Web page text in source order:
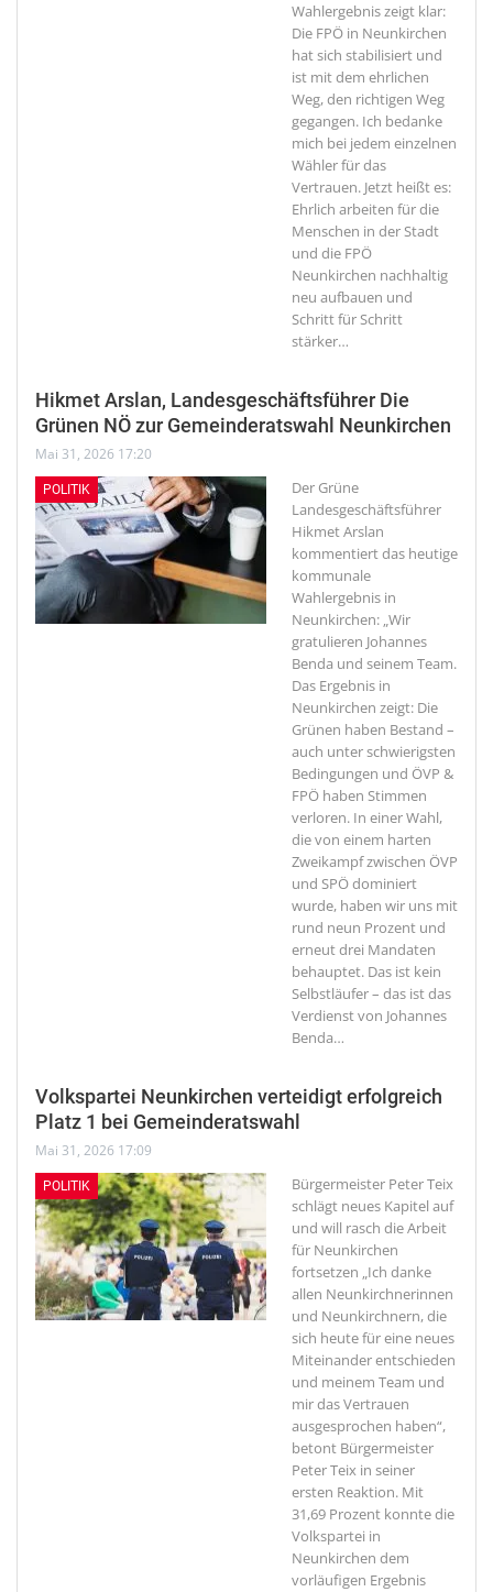
Wahlergebnis zeigt klar:
Die FPÖ in Neunkirchen
hat sich stabilisiert und
ist mit dem ehrlichen
Weg, den richtigen Weg
gegangen. Ich bedanke
mich bei jedem einzelnen
Wähler für das
Vertrauen. Jetzt heißt es:
Ehrlich arbeiten für die
Menschen in der Stadt
und die FPÖ
Neunkirchen nachhaltig
neu aufbauen und
Schritt für Schritt
stärker…
Hikmet Arslan, Landesgeschäftsführer Die
Grünen NÖ zur Gemeinderatswahl Neunkirchen
Mai 31, 2026 17:20
POLITIK
Der Grüne
Landesgeschäftsführer
Hikmet Arslan
kommentiert das heutige
kommunale
Wahlergebnis in
Neunkirchen: „Wir
gratulieren Johannes
Benda und seinem Team.
Das Ergebnis in
Neunkirchen zeigt: Die
Grünen haben Bestand –
auch unter schwierigsten
Bedingungen und ÖVP &
FPÖ haben Stimmen
verloren. In einer Wahl,
die von einem harten
Zweikampf zwischen ÖVP
und SPÖ dominiert
wurde, haben wir uns mit
rund neun Prozent und
erneut drei Mandaten
behauptet. Das ist kein
Selbstläufer – das ist das
Verdienst von Johannes
Benda…
Volkspartei Neunkirchen verteidigt erfolgreich
Platz 1 bei Gemeinderatswahl
Mai 31, 2026 17:09
POLITIK
Bürgermeister Peter Teix
schlägt neues Kapitel auf
und will rasch die Arbeit
für Neunkirchen
fortsetzen „Ich danke
allen Neunkirchnerinnen
und Neunkirchnern, die
sich heute für eine neues
Miteinander entschieden
und meinem Team und
mir das Vertrauen
ausgesprochen haben“,
betont Bürgermeister
Peter Teix in seiner
ersten Reaktion. Mit
31,69 Prozent konnte die
Volkspartei in
Neunkirchen dem
vorläufigen Ergebnis